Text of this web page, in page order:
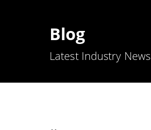
Blog
Latest Industry News